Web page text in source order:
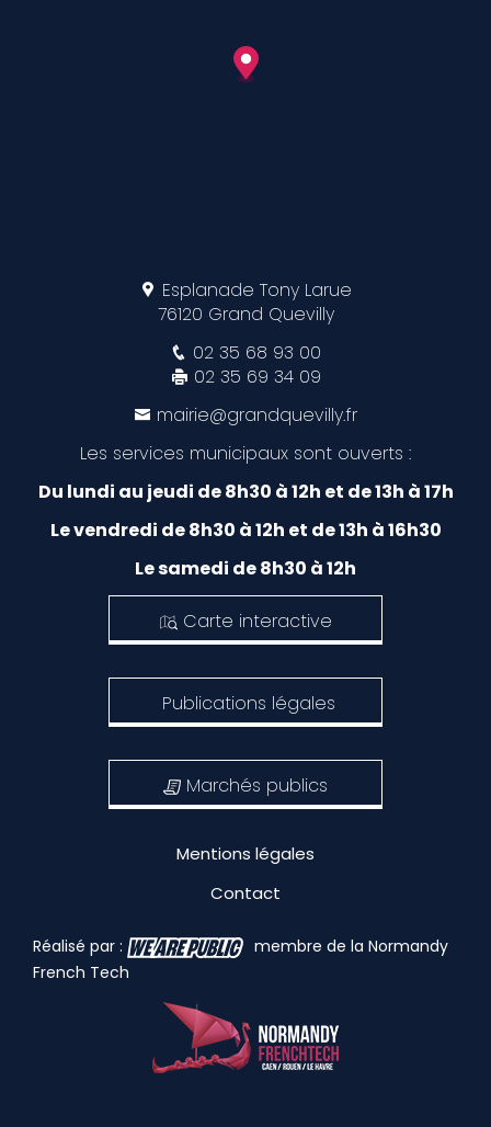
Esplanade Tony Larue
76120 Grand Quevilly
02 35 68 93 00
02 35 69 34 09
mairie@grandquevilly.fr
Les services municipaux sont ouverts :
Du lundi au jeudi de 8h30 à 12h et de 13h à 17h
Le vendredi de 8h30 à 12h et de 13h à 16h30
Le samedi de 8h30 à 12h
Carte interactive
Publications légales
Marchés publics
Mentions légales
Contact
Réalisé par :
membre de la Normandy
French Tech